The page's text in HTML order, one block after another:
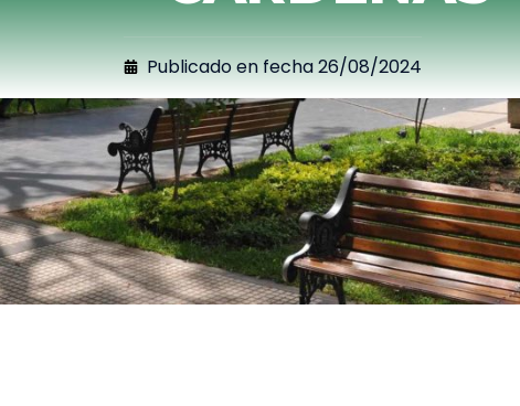
Publicado en fecha26/08/2024